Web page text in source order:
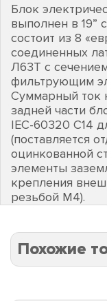
Блок
выполнен в 19”
состоит из 8
соединенных
Л63Т с
фильтрующим
Суммарный ток
задней части
IEC-60320 C14
(поставляется
оцинкованной
элементы
крепления
резьбой М4).
Похожие